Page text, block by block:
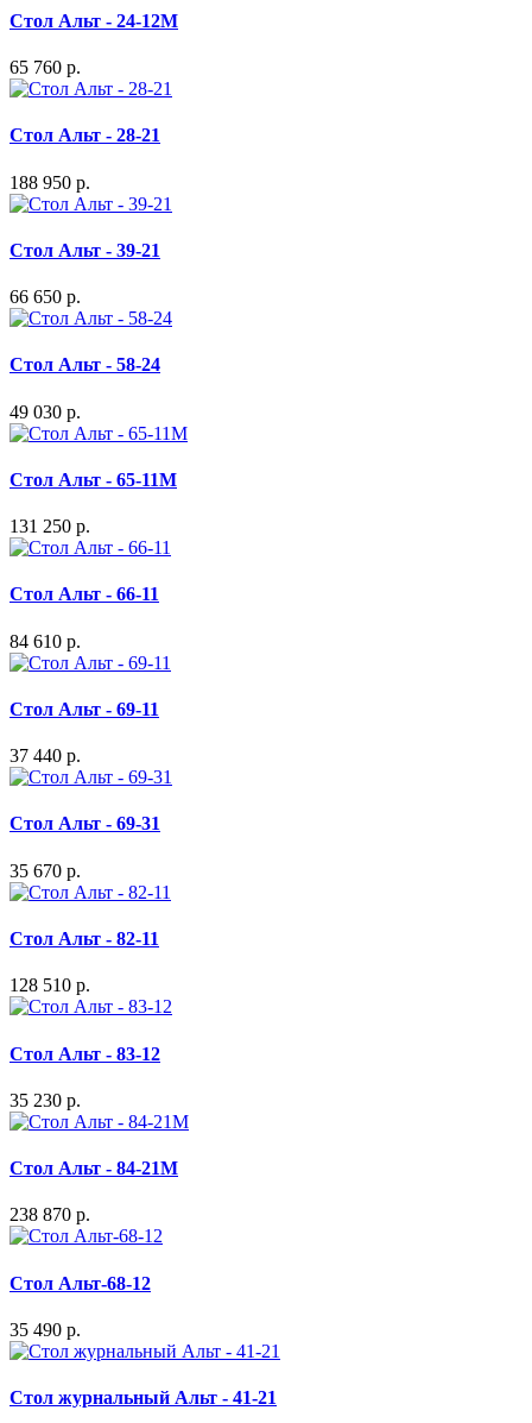
Стол Альт - 24-12М
65 760 р.
Стол Альт - 28-21
188 950 р.
Стол Альт - 39-21
66 650 р.
Стол Альт - 58-24
49 030 р.
Стол Альт - 65-11M
131 250 р.
Стол Альт - 66-11
84 610 р.
Стол Альт - 69-11
37 440 р.
Стол Альт - 69-31
35 670 р.
Стол Альт - 82-11
128 510 р.
Стол Альт - 83-12
35 230 р.
Стол Альт - 84-21M
238 870 р.
Стол Альт-68-12
35 490 р.
Стол журнальный Альт - 41-21